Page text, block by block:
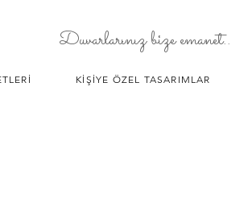
Duvarlarınız bize emanet..
KİŞİYE ÖZEL TASARIMLAR